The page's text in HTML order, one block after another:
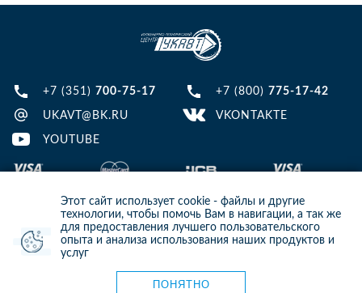
Этот сайт использует cookie - файлы и другие
технологии, чтобы помочь Вам в навигации, а так же
для предоставления лучшего пользовательского
опыта и анализа использования наших продуктов и
услуг
ПОНЯТНО
+7 (351) 700-75-17 +7 (800) 775-17-42
UKAVT@BK.RU VKONTAKTE
YOUTUBE
© 2013-2024 ООО ИТЦ УКАВТ. ИНН: 7448122124, ОГРН: 1097448007216
ИНФОРМАЦИЯ НА САЙТЕ НЕ ЯВЛЯЕТСЯ ПУБЛИЧНОЙ ОФЕРТОЙ. ДЛЯ